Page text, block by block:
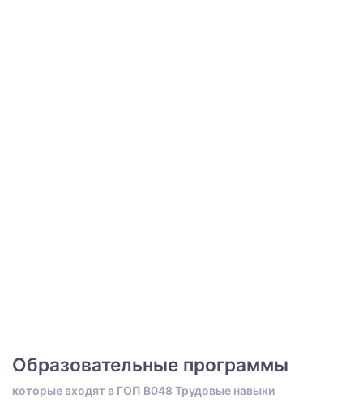
Образовательные программы
которые входят в ГОП B048 Трудовые навыки